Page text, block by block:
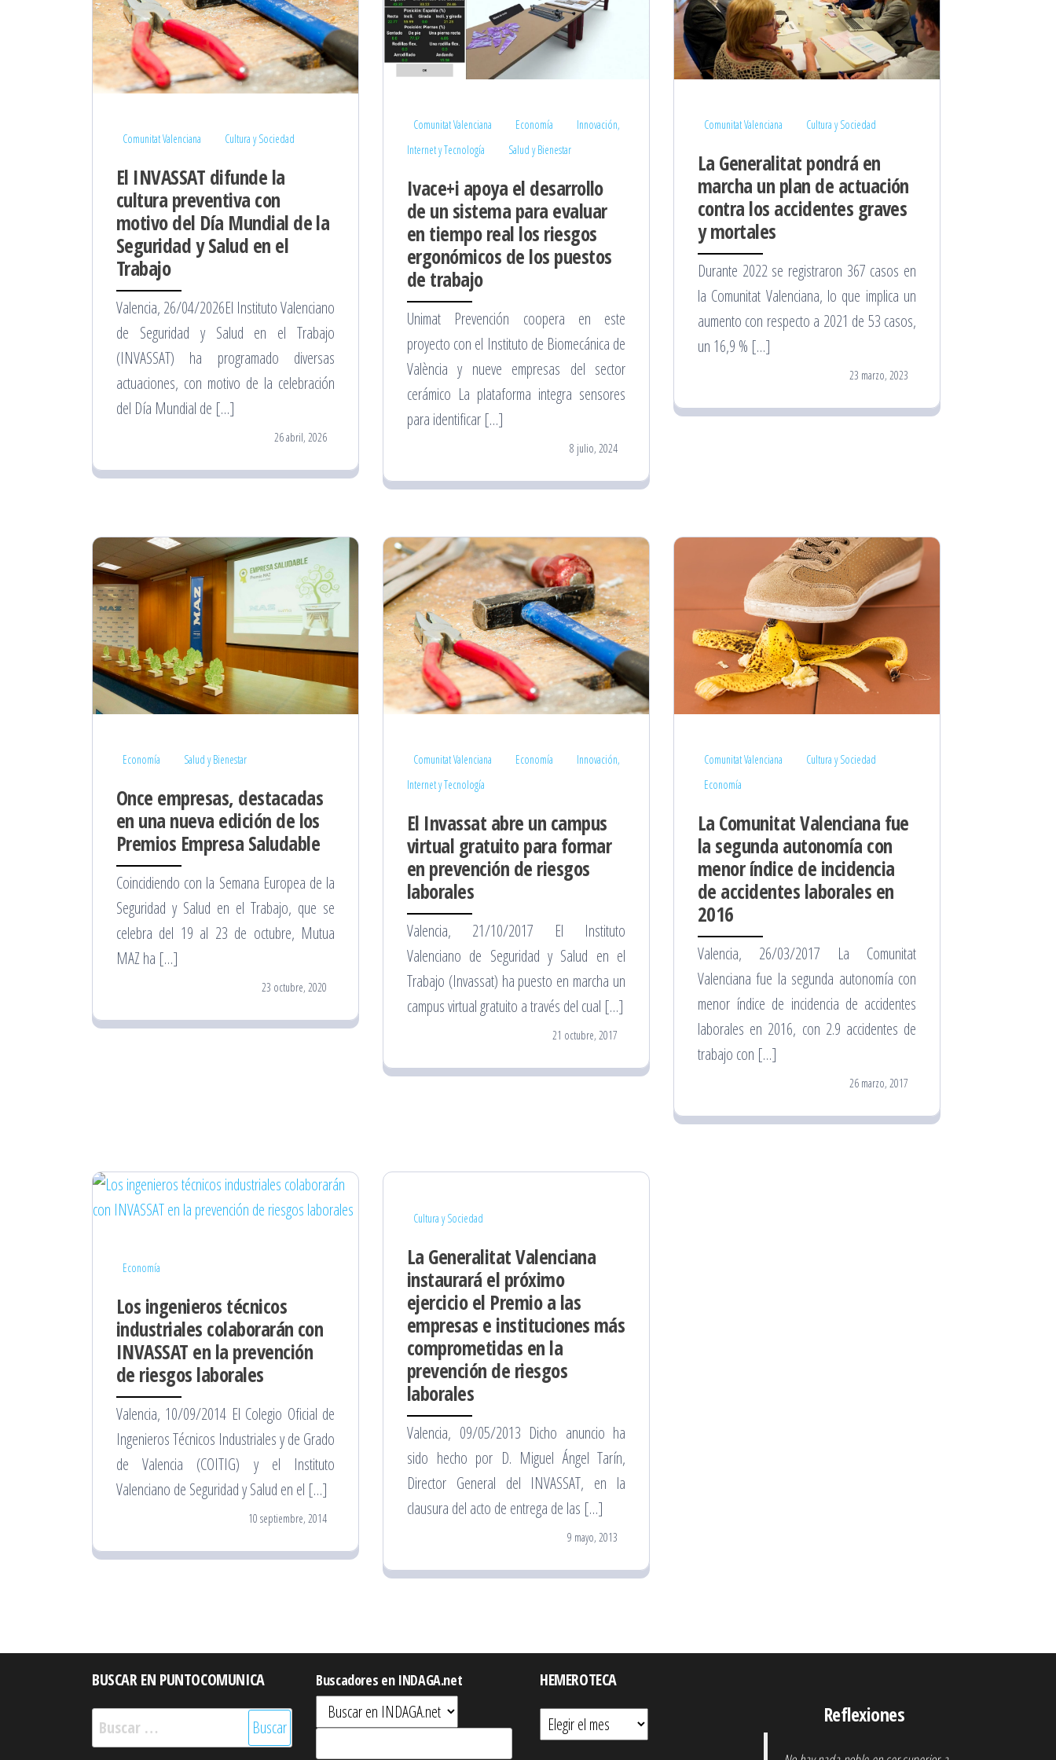
Comunitat Valenciana Cultura y Sociedad
El INVASSAT difunde la
cultura preventiva con
motivo del Día Mundial de la
Seguridad y Salud en el
Trabajo
Valencia, 26/04/2026El Instituto Valenciano
de Seguridad y Salud en el Trabajo
(INVASSAT) ha programado diversas
actuaciones, con motivo de la celebración
del Día Mundial de […]
26 abril, 2026
Comunitat Valenciana Economía
Innovación,
Internet y Tecnología
Salud y Bienestar
Ivace+i apoya el desarrollo
de un sistema para evaluar
en tiempo real los riesgos
ergonómicos de los puestos
de trabajo
Unimat Prevención coopera en este
proyecto con el Instituto de Biomecánica de
València y nueve empresas del sector
cerámico La plataforma integra sensores
para identificar […]
8 julio, 2024
Comunitat Valenciana Cultura y Sociedad
La Generalitat pondrá en
marcha un plan de actuación
contra los accidentes graves
y mortales
Durante 2022 se registraron 367 casos en
la Comunitat Valenciana, lo que implica un
aumento con respecto a 2021 de 53 casos,
un 16,9 % […]
23 marzo, 2023
Economía Salud y Bienestar
Once empresas, destacadas
en una nueva edición de los
Premios Empresa Saludable
Coincidiendo con la Semana Europea de la
Seguridad y Salud en el Trabajo, que se
celebra del 19 al 23 de octubre, Mutua
MAZ ha […]
23 octubre, 2020
Comunitat Valenciana Economía
Innovación,
Internet y Tecnología
El Invassat abre un campus
virtual gratuito para formar
en prevención de riesgos
laborales
Valencia, 21/10/2017 El Instituto
Valenciano de Seguridad y Salud en el
Trabajo (Invassat) ha puesto en marcha un
campus virtual gratuito a través del cual […]
21 octubre, 2017
Comunitat Valenciana
Cultura y Sociedad
Economía
La Comunitat Valenciana fue
la segunda autonomía con
menor índice de incidencia
de accidentes laborales en
2016
Valencia, 26/03/2017 La Comunitat
Valenciana fue la segunda autonomía con
menor índice de incidencia de accidentes
laborales en 2016, con 2.9 accidentes de
trabajo con […]
26 marzo, 2017
Economía
Los ingenieros técnicos
industriales colaborarán con
INVASSAT en la prevención
de riesgos laborales
Valencia, 10/09/2014 El Colegio Oficial de
Ingenieros Técnicos Industriales y de Grado
de Valencia (COITIG) y el Instituto
Valenciano de Seguridad y Salud en el […]
10 septiembre, 2014
Cultura y Sociedad
La Generalitat Valenciana
instaurará el próximo
ejercicio el Premio a las
empresas e instituciones más
comprometidas en la
prevención de riesgos
laborales
Valencia, 09/05/2013 Dicho anuncio ha
sido hecho por D. Miguel Ángel Tarín,
Director General del INVASSAT, en la
clausura del acto de entrega de las […]
9 mayo, 2013
BUSCAR EN PUNTOCOMUNICA
Buscar:
Buscadores en INDAGA.net
HEMEROTECA
Hemeroteca
Reflexiones